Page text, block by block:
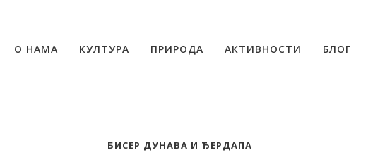
О НАМА КУЛТУРА ПРИРОДА АКТИВНОСТИ БЛОГ
БИСЕР ДУНАВА И ЂЕРДАПА